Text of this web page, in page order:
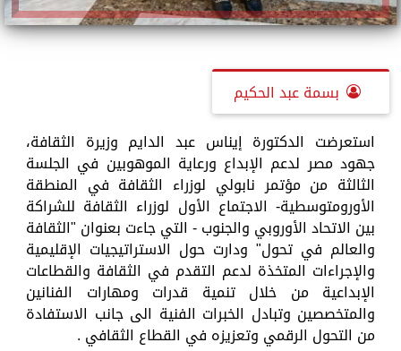
بسمة عبد الحكيم
استعرضت الدكتورة إيناس عبد الدايم وزيرة الثقافة،
جهود مصر لدعم الإبداع ورعاية الموهوبين في الجلسة
الثالثة من مؤتمر نابولي لوزراء الثقافة في المنطقة
الأورومتوسطية- الاجتماع الأول لوزراء الثقافة للشراكة
بين الاتحاد الأوروبي والجنوب - التي جاءت بعنوان "الثقافة
والعالم في تحول" ودارت حول الاستراتيجيات الإقليمية
والإجراءات المتخذة لدعم التقدم في الثقافة والقطاعات
الإبداعية من خلال تنمية قدرات ومهارات الفنانين
والمتخصصين وتبادل الخبرات الفنية الى جانب الاستفادة
من التحول الرقمي وتعزيزه في القطاع الثقافي .